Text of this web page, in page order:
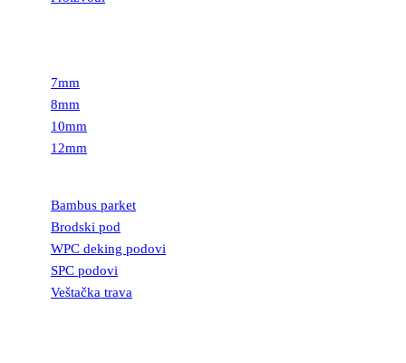
7mm
8mm
10mm
12mm
Bambus parket
Brodski pod
WPC deking podovi
SPC podovi
Veštačka trava